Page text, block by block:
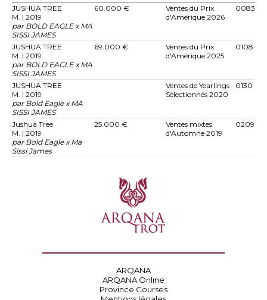
JUSHUA TREE
M. | 2019
par BOLD EAGLE x MA
SISSI JAMES
60.000 €
Ventes du Prix
d'Amérique 2026
0083
JUSHUA TREE
M. | 2019
par BOLD EAGLE x MA
SISSI JAMES
69.000 €
Ventes du Prix
d'Amérique 2025
0108
JUSHUA TREE
M. | 2019
par Bold Eagle x MA
SISSI JAMES
Ventes de Yearlings
Sélectionnés 2020
0130
Jushua Tree
M. | 2019
par Bold Eagle x Ma
Sissi James
25.000 €
Ventes mixtes
d'Automne 2019
0209
ARQANA
ARQANA Online
Province Courses